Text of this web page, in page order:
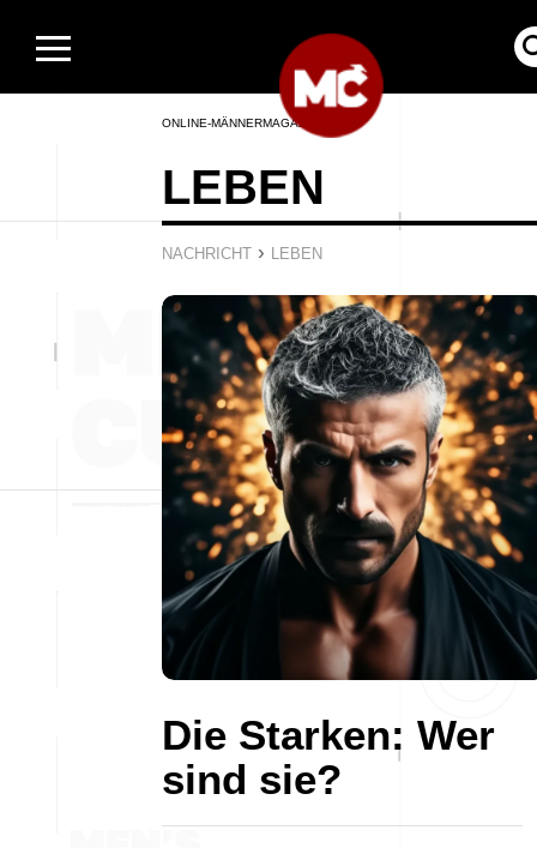
ONLINE-MÄNNERMAGAZIN
LEBEN
NACHRICHT › LEBEN
Die Starken: Wer
sind sie?